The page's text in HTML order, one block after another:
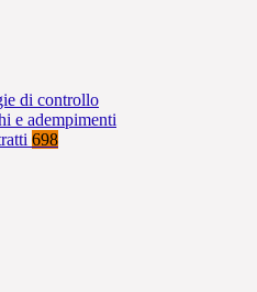
di controllo
e adempimenti
698